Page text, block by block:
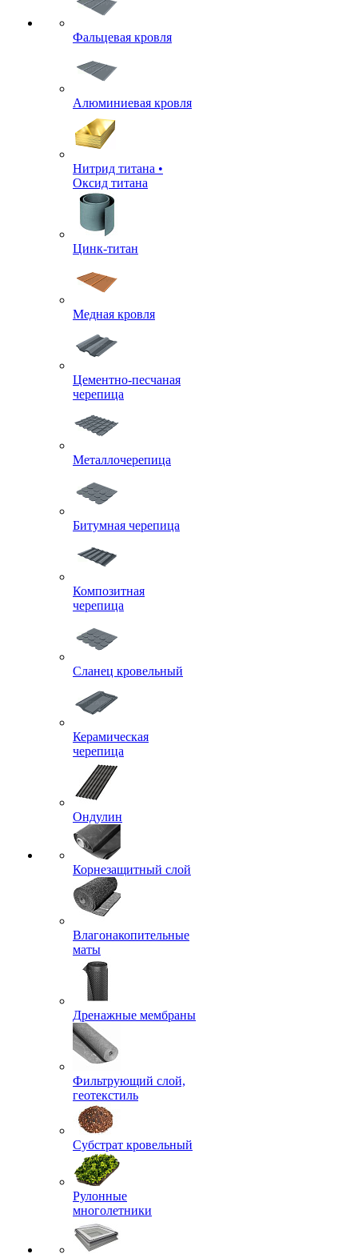
Фальцевая кровля
Алюминиевая кровля
Нитрид титана •
Оксид титана
Цинк-титан
Медная кровля
Цементно-песчаная
черепица
Металлочерепица
Битумная черепица
Композитная
черепица
Сланец кровельный
Керамическая
черепица
Ондулин
Корнезащитный слой
Влагонакопительные
маты
Дренажные мембраны
Фильтрующий слой,
геотекстиль
Субстрат кровельный
Рулонные
многолетники